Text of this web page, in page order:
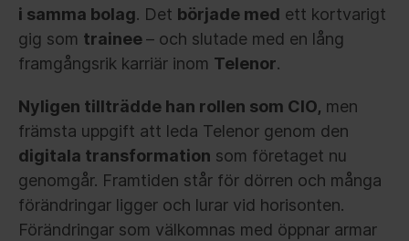
i samma bolag. Det började med ett kortvarigt
gig som trainee– och slutade med en lång
framgångsrik karriär inom Telenor.
Nyligen tillträdde han rollen som CIO, men
främsta uppgift att leda Telenor genom den
digitala transformation som företaget nu
genomgår. Framtiden står för dörren och många
förändringar ligger och lurar vid horisonten.
Förändringar som välkomnas med öppnar armar